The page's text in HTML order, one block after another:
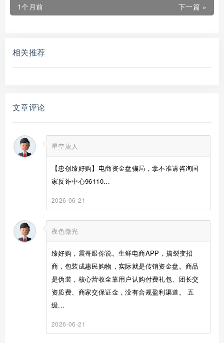
下一篇 »
1个月前
相关推荐
文章评论
星空旅人
【忠创臻好购】电商资金盘骗局，拿不准请咨询国
家反诈中心96110...
2026-06-21
夜色微光
臻好购，震哥跟你说。生鲜电商APP，搞裂变招
商，包装成惠民购物，实际就是传销资金盘。商品
是伪装，核心营收全靠用户认购付费礼包、团长交
资质费、商家交保证金，没有合规盈利渠道。 五
级...
2026-06-21